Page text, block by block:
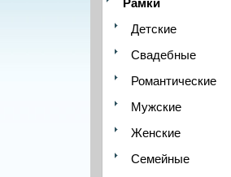
Рамки
Детские
Свадебные
Романтические
Мужские
Женские
Семейные